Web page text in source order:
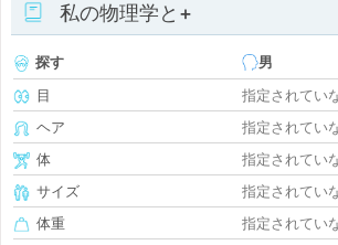
私の物理学と+
探す
男
目
指定されてい
ヘア
指定されてい
体
指定されてい
サイズ
指定されてい
体重
指定されてい